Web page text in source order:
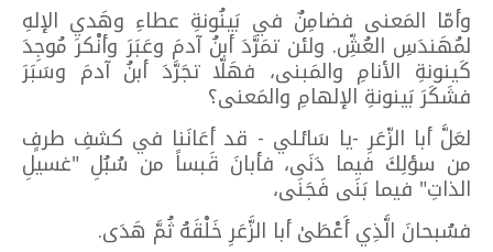
وأمّا المَعنى فضامِنٌ في بَينُونةِ عطاءِ وهَديِ الإلهِ
لمُهَندَسِ العُشِّ. ولئن تمَرَّدَ أبنُ آدمَ وعَبَرَ وأنْكر مُوجِدَ
كَينونةِ الأنامِ والمَبنى، فهَلّا تجَرَّدَ أبنُ آدمَ وسَبَرَ
فشَكَرَ بَينونةِ الإلهامِ والمَعنى؟
لعَلَّ أبا الزّعَرِ -يا سَائلي - قد أعَانَنا في كشفِ طرفٍ
من سؤلِكَ فيما دَنَى، فأبانَ قَبساً من سُبُلِ "غسيلِ
الذاتِ" فيما بَنَى فَجَنَى،
فسُبحانَ الَّذِي أَعْطَىٰ أبا الزَّعَرِ خَلْقَهُ ثُمَّ هَدَى.